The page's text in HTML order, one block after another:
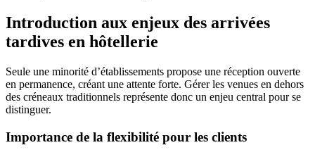
Introduction aux enjeux des arrivées
tardives en hôtellerie
Seule une minorité d’établissements propose une réception ouverte
en permanence, créant une attente forte. Gérer les venues en dehors
des créneaux traditionnels représente donc un enjeu central pour se
distinguer.
Importance de la flexibilité pour les clients